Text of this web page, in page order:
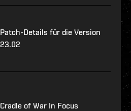
Patch-Details für die Version
23.02
Cradle of War In Focus